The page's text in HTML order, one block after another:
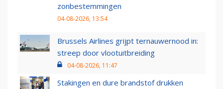
zonbestemmingen
04-08-2026, 13:54
Brussels Airlines grijpt ternauwernood in:
streep door vlootuitbreiding
04-08-2026, 11:47
Stakingen en dure brandstof drukken